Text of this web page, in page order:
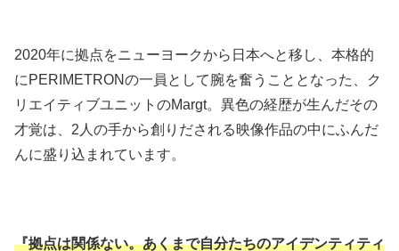
2020年に拠点をニューヨークから日本へと移し、本格的
にPERIMETRONの一員として腕を奮うこととなった、ク
リエイティブユニットのMargt。異色の経歴が生んだその
才覚は、2人の手から創りだされる映像作品の中にふんだ
んに盛り込まれています。
『拠点は関係ない。あくまで自分たちのアイデンティティ